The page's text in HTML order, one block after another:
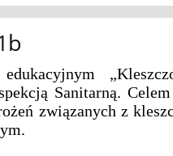
Sanitarną.
związanych z